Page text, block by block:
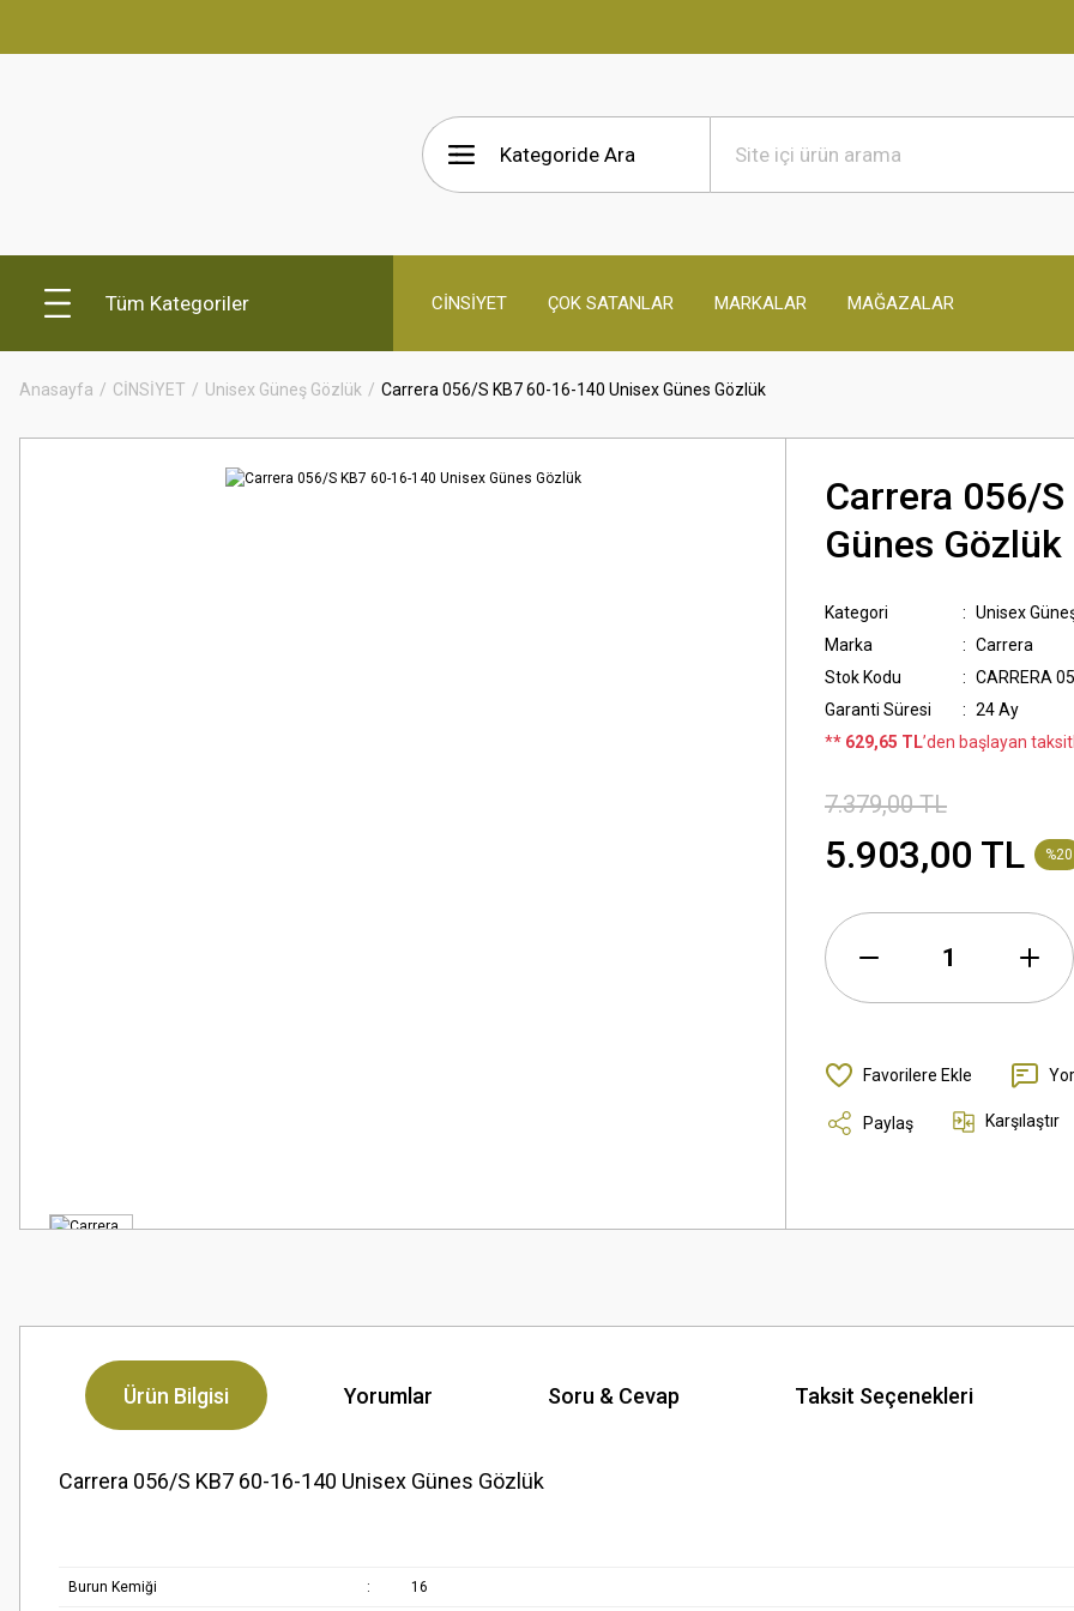
Tüm Kategoriler CİNSİYET ÇOK SATANLAR MARKALAR MAĞAZALAR
Anasayfa CİNSİYET Unisex Güneş Gözlük Carrera 056/S KB7 60-16-140 Unisex Günes Gözlük
Carrera 056/
Günes Gözlük
Kategori
Unisex
Marka
Carrera
Stok Kodu
CARRERA
Garanti Süresi
24 Ay
** 629,65 TL’den başlayan
7.379,00 TL
5.903,00 TL %20
Paylaş Karşılaştır
Ürün Bilgisi Yorumlar Soru & Cevap Taksit Seçenekleri
Carrera 056/S KB7 60-16-140 Unisex Günes Gözlük
Burun Kemiği : 16